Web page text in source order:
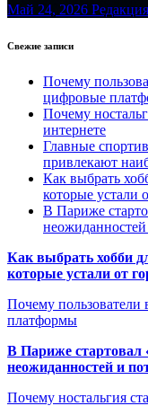
Май 24, 2026 Редакция
Свежие записи
Почему
цифровые
Почему
интернете
Главные
привлекают
Как выбрать
которые устали
В Париже
Как выбрать хобби
которые устали от
Почему
платформы
В Париже стартовал
неожиданностей и
Почему ностальгия